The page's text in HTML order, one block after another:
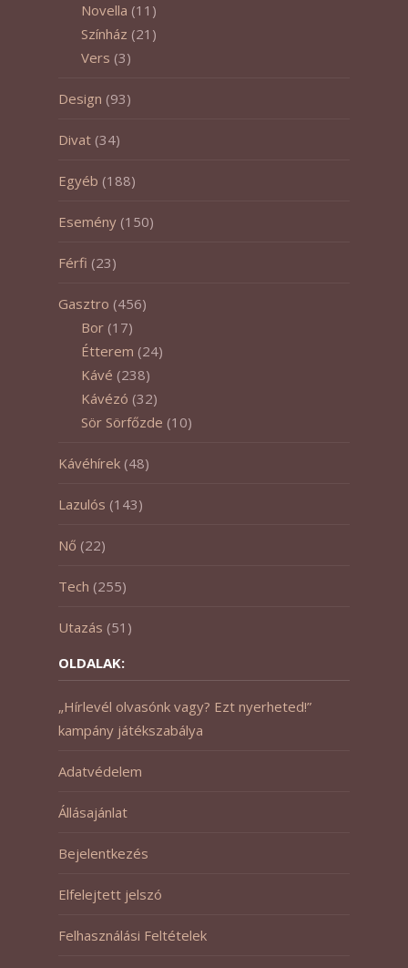
Novella (11)
Színház (21)
Vers (3)
Design (93)
Divat (34)
Egyéb (188)
Esemény (150)
Férfi (23)
Gasztro (456)
Bor (17)
Étterem (24)
Kávé (238)
Kávézó (32)
Sör Sörfőzde (10)
Kávéhírek (48)
Lazulós (143)
Nő (22)
Tech (255)
Utazás (51)
OLDALAK:
„Hírlevél olvasónk vagy? Ezt nyerheted!”
kampány játékszabálya
Adatvédelem
Állásajánlat
Bejelentkezés
Elfelejtett jelszó
Felhasználási Feltételek